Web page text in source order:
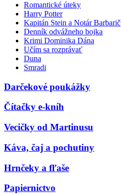
Romantické úteky
Harry Potter
Kapitán Stein a Notár Barbarič
Denník odvážneho bojka
Krimi Dominika Dána
Učím sa rozprávať
Duna
Smradi
Darčekové poukážky
Čítačky e-kníh
Vecičky od Martinusu
Káva, čaj a pochutiny
Hrnčeky a fľaše
Papiernictvo